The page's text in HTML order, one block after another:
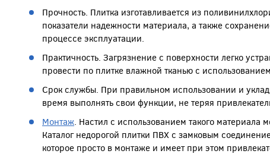
Прочность. Плитка изготавливается из
показатели надежности материала, а также
процессе эксплуатации.
Практичность. Загрязнение с поверхности легко
провести по плитке влажной тканью с
Срок службы. При правильном использовании и
время выполнять свои функции, не теряя
Монтаж. Настил с использованием такого материала
Каталог недорогой плитки ПВХ с замковым
которое просто в монтаже и имеет при этом